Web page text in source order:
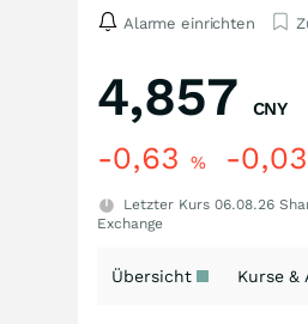
Alarme einrichten
4,857 CNY
-0,63 % -
Letzter Kurs 06.08.26
Exchange
Übersicht Kurse &